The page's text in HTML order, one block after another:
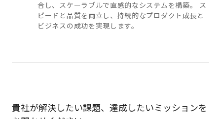
合し、スケーラブルで直感的なシステムを構築。 ス
ピードと品質を両立し、持続的なプロダクト成長と
ビジネスの成功を実現します。
貴社が解決したい課題、達成したいミッションを